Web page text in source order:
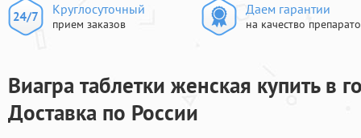
Круглосуточный
прием заказов
Даем гарантии
на качество
Виагра таблетки женская купить в
Доставка по России